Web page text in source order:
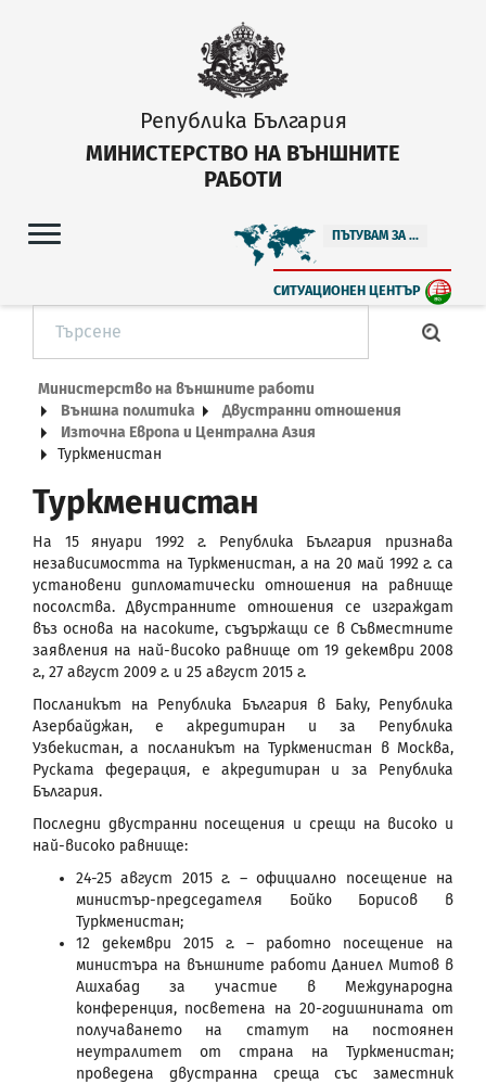
Република България
МИНИСТЕРСТВО НА ВЪНШНИТЕ
РАБОТИ
ПЪТУВАМ ЗА ...
СИТУАЦИОНЕН ЦЕНТЪР
Министерство на външните работи
Външна политика
Двустранни отношения
Източна Европа и Централна Азия
Туркменистан
Туркменистан
На 15 януари 1992 г. Република България признава
независимостта на Туркменистан, а на 20 май 1992 г. са
установени дипломатически отношения на равнище
посолства. Двустранните отношения се изграждат
въз основа на насоките, съдържащи се в Съвместните
заявления на най-високо равнище от 19 декември 2008
г., 27 август 2009 г. и 25 август 2015 г.
Посланикът на Република България в Баку, Република
Азербайджан, е акредитиран и за Република
Узбекистан, а посланикът на Туркменистан в Москва,
Руската федерация, е акредитиран и за Република
България.
Последни двустранни посещения и срещи на високо и
най-високо равнище:
24-25 август 2015 г. – официално посещение на
министър-председателя Бойко Борисов в
Туркменистан;
12 декември 2015 г. – работно посещение на
министъра на външните работи Даниел Митов в
Ашхабад за участие в Международна
конференция, посветена на 20-годишнината от
получаването на статут на постоянен
неутралитет от страна на Туркменистан;
проведена двустранна среща със заместник